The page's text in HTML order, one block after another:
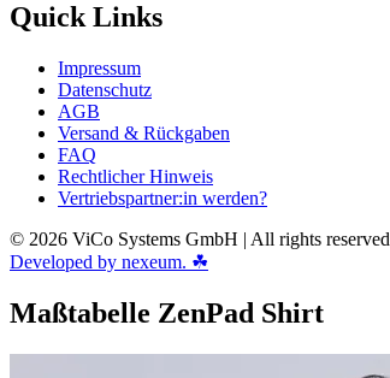
Quick Links
Impressum
Datenschutz
AGB
Versand & Rückgaben
FAQ
Rechtlicher Hinweis
Vertriebspartner:in werden?
© 2026 ViCo Systems GmbH | All rights reserved
Developed by nexeum. ☘
Maßtabelle ZenPad Shirt